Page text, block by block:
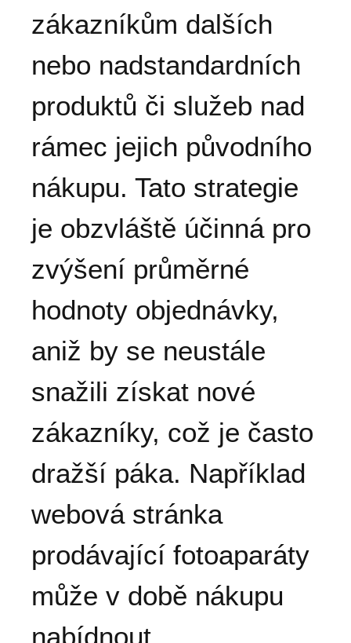
zákazníkům dalších
nebo nadstandardních
produktů či služeb nad
rámec jejich původního
nákupu. Tato strategie
je obzvláště účinná pro
zvýšení průměrné
hodnoty objednávky,
aniž by se neustále
snažili získat nové
zákazníky, což je často
dražší páka. Například
webová stránka
prodávající fotoaparáty
může v době nákupu
nabídnout